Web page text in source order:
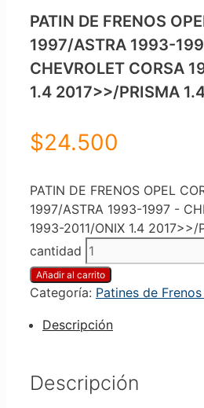
PATIN DE FRENOS
1997/ASTRA 1993-
CHEVROLET CORSA
1.4 2017>>/PRISMA
$24.500
PATIN DE FRENOS OPEL
1997/ASTRA 1993-1997 -
1993-2011/ONIX 1.4 2017>>/
cantidad
Añadir al carrito
Categoría: Patines de
Descripción
Descripción